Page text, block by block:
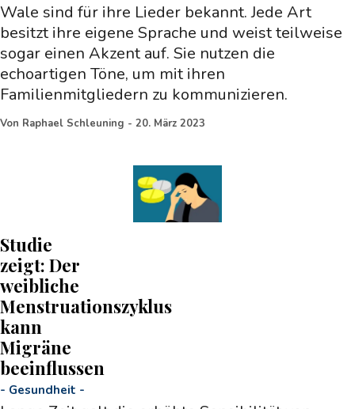
Wale sind für ihre Lieder bekannt. Jede Art
besitzt ihre eigene Sprache und weist teilweise
sogar einen Akzent auf. Sie nutzen die
echoartigen Töne, um mit ihren
Familienmitgliedern zu kommunizieren.
Von Raphael Schleuning - 20. März 2023
Studie
zeigt: Der
weibliche
Menstruationszyklus
kann
Migräne
beeinflussen
- Gesundheit -